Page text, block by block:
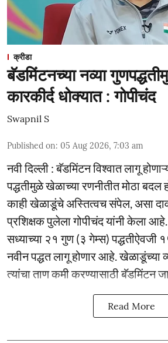
क्रीडा
बॅडमिंटनच्या नव्या
कारकीर्द धोक्यात : गोपीचंद
Swapnil S
Published on: 05 Aug 2026, 7:03 am
नवी दिल्ली : बॅडमिंटन विश्वात लागू
पद्धतीमुळे खेळाच्या रणनीतीत मोठा
काही खेळाडूंचे अस्तित्वच संपेल, असा
प्रशिक्षक पुलेला गोपीचंद यांनी केला आहे.
सध्याच्या २१ गुण (३ गेम्स) पद्धतीऐवजी
नवीन पद्धत लागू होणार आहे. खेळाडूंच्या
त्यांचा ताण कमी करण्यासाठी बॅडमिंटन
Read More